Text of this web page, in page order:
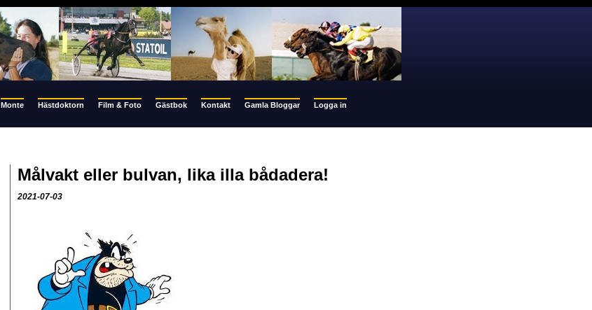
Monte Hästdoktorn Film & Foto Gästbok Kontakt Gamla Bloggar
Logga in
Målvakt eller bulvan, lika illa bådadera!
2021-07-03